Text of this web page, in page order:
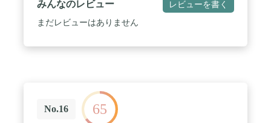
ウール100％を搭載しており、どんなに寒く冬のよ
うな環境においても快適でドライな感触がありま
/ ファブリック：スーパーファインメリノウールの
完璧なブレンドは快適性とパフォーマンス性を備え
ており、外側は丈夫なナイロンなので何度も着用で
みんなのレビュー レビューを書く
まだレビューはありません
No.16 65